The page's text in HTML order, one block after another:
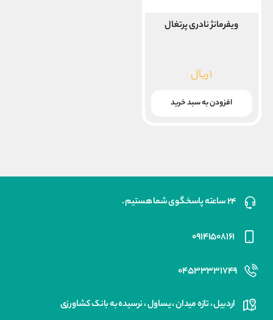
ویفرمانژ نادری پرتغال
۱ریال
افزودن به سبد خرید
۲۴ ساعته پاسخگوی شما هستیم .
۰۹۱۴۱۵۰۸۱۶۱
۰۴۵۳۳۳۳۱۷۴۹
اردبیل ، تازه میدان ، یساول ، نرسیده به بانک کشاورزی